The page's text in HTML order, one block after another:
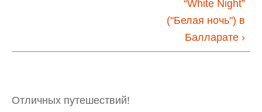
“White Night”
("Белая ночь") в
Балларате ›
Отличных путешествий!